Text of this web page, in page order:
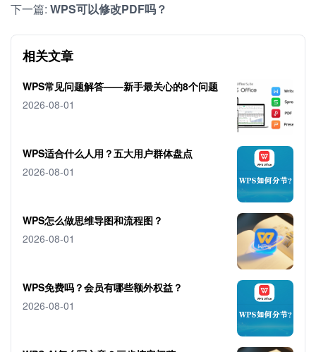
下一篇: WPS可以修改PDF吗？
相关文章
WPS常见问题解答——新手最关心的8个问题
2026-08-01
WPS适合什么人用？五大用户群体盘点
2026-08-01
WPS怎么做思维导图和流程图？
2026-08-01
WPS免费吗？会员有哪些额外权益？
2026-08-01